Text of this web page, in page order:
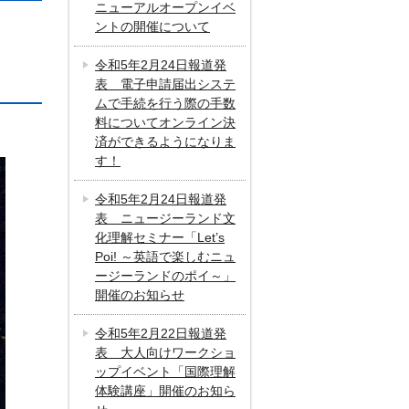
ニューアルオープンイベ
ントの開催について
令和5年2月24日報道発
表 電子申請届出システ
ムで手続を行う際の手数
料についてオンライン決
済ができるようになりま
す！
令和5年2月24日報道発
表 ニュージーランド文
化理解セミナー「Let’s
Poi! ～英語で楽しむニュ
ージーランドのポイ～」
開催のお知らせ
令和5年2月22日報道発
表 大人向けワークショ
ップイベント「国際理解
体験講座」開催のお知ら